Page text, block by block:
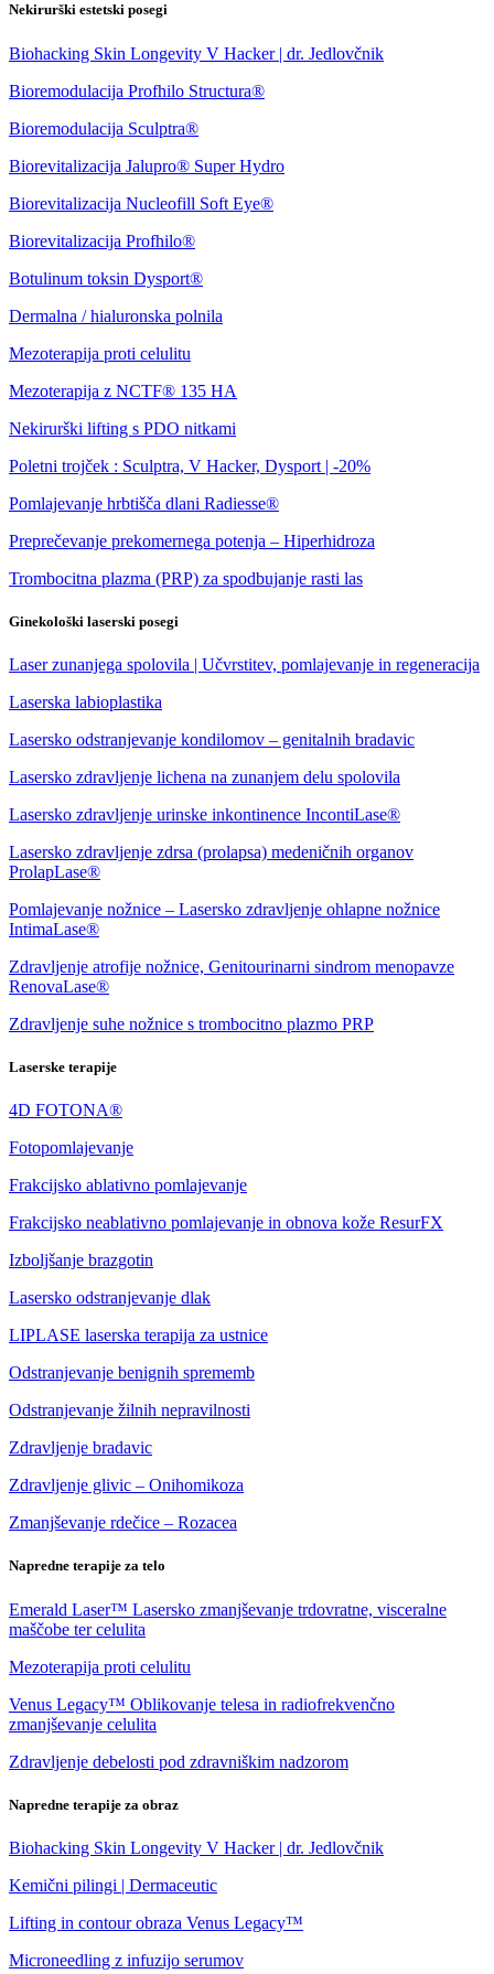
Nekirurški estetski posegi
Biohacking Skin Longevity V Hacker | dr. Jedlovčnik
Bioremodulacija Profhilo Structura®
Bioremodulacija Sculptra®
Biorevitalizacija Jalupro® Super Hydro
Biorevitalizacija Nucleofill Soft Eye®
Biorevitalizacija Profhilo®
Botulinum toksin Dysport®
Dermalna / hialuronska polnila
Mezoterapija proti celulitu
Mezoterapija z NCTF® 135 HA
Nekirurški lifting s PDO nitkami
Poletni trojček : Sculptra, V Hacker, Dysport | -20%
Pomlajevanje hrbtišča dlani Radiesse®
Preprečevanje prekomernega potenja – Hiperhidroza
Trombocitna plazma (PRP) za spodbujanje rasti las
Ginekološki laserski posegi
Laser zunanjega spolovila | Učvrstitev, pomlajevanje in regeneracija
Laserska labioplastika
Lasersko odstranjevanje kondilomov – genitalnih bradavic
Lasersko zdravljenje lichena na zunanjem delu spolovila
Lasersko zdravljenje urinske inkontinence IncontiLase®
Lasersko zdravljenje zdrsa (prolapsa) medeničnih organov
ProlapLase®
Pomlajevanje nožnice – Lasersko zdravljenje ohlapne nožnice
IntimaLase®
Zdravljenje atrofije nožnice, Genitourinarni sindrom menopavze
RenovaLase®
Zdravljenje suhe nožnice s trombocitno plazmo PRP
Laserske terapije
4D FOTONA®
Fotopomlajevanje
Frakcijsko ablativno pomlajevanje
Frakcijsko neablativno pomlajevanje in obnova kože ResurFX
Izboljšanje brazgotin
Lasersko odstranjevanje dlak
LIPLASE laserska terapija za ustnice
Odstranjevanje benignih sprememb
Odstranjevanje žilnih nepravilnosti
Zdravljenje bradavic
Zdravljenje glivic – Onihomikoza
Zmanjševanje rdečice – Rozacea
Napredne terapije za telo
Emerald Laser™ Lasersko zmanjševanje trdovratne, visceralne
maščobe ter celulita
Mezoterapija proti celulitu
Venus Legacy™ Oblikovanje telesa in radiofrekvenčno
zmanjševanje celulita
Zdravljenje debelosti pod zdravniškim nadzorom
Napredne terapije za obraz
Biohacking Skin Longevity V Hacker | dr. Jedlovčnik
Kemični pilingi | Dermaceutic
Lifting in contour obraza Venus Legacy™
Microneedling z infuzijo serumov